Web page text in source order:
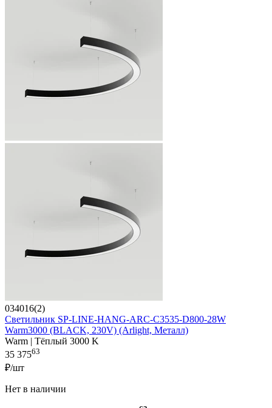
034016(2)
Светильник SP-LINE-HANG-ARC-C3535-D800-28W
Warm3000 (BLACK, 230V) (Arlight, Металл)
Warm | Тёплый 3000 K
35 37563
₽/шт
Нет в наличии